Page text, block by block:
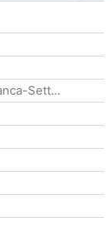
Sett...